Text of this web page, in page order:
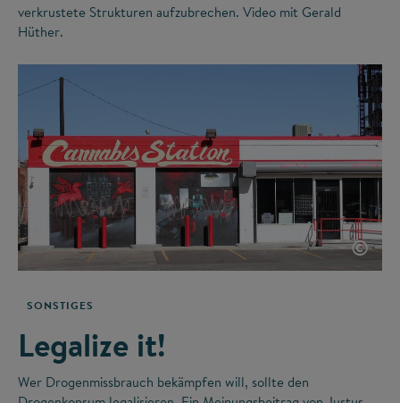
verkrustete Strukturen aufzubrechen. Video mit Gerald
Hüther.
©
SONSTIGES
Legalize it!
Wer Drogenmissbrauch bekämpfen will, sollte den